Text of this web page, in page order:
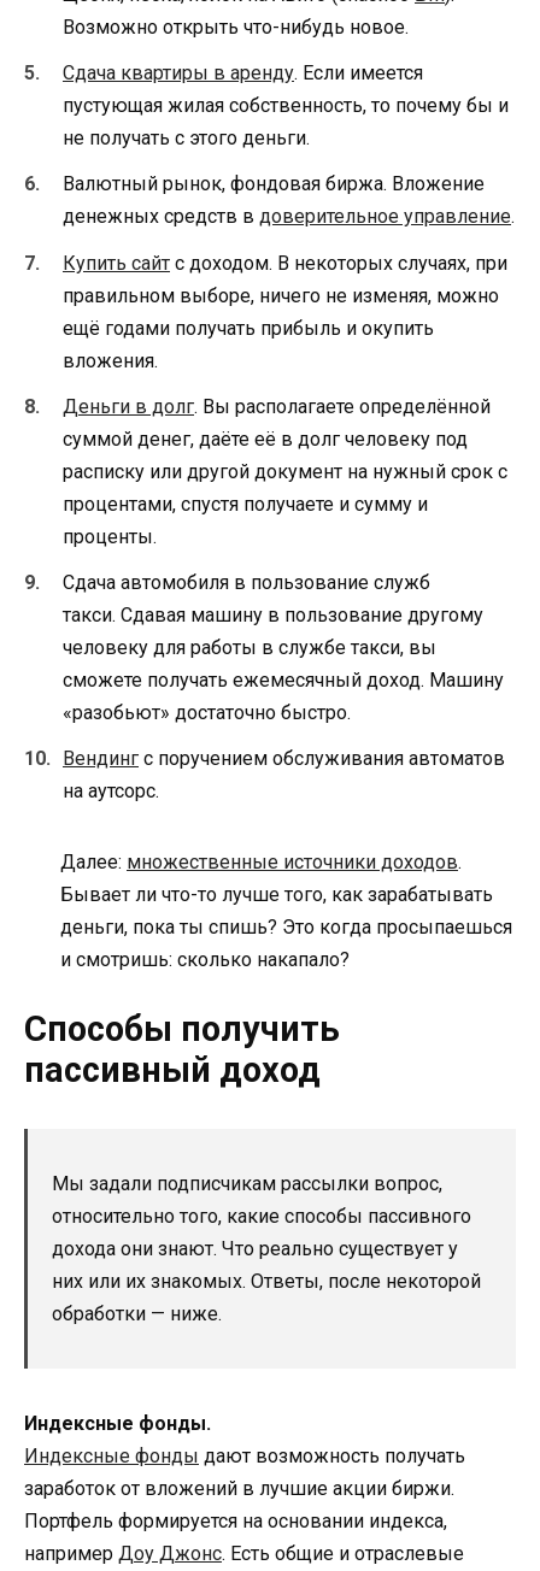
Возможно открыть что-нибудь новое.
Сдача квартиры в аренду. Если имеется
пустующая жилая собственность, то почему бы и
не получать с этого деньги.
Валютный рынок, фондовая биржа. Вложение
денежных средств в доверительное управление.
Купить сайт с доходом. В некоторых случаях, при
правильном выборе, ничего не изменяя, можно
ещё годами получать прибыль и окупить
вложения.
Деньги в долг. Вы располагаете определённой
суммой денег, даёте её в долг человеку под
расписку или другой документ на нужный срок с
процентами, спустя получаете и сумму и
проценты.
Сдача автомобиля в пользование служб
такси. Сдавая машину в пользование другому
человеку для работы в службе такси, вы
сможете получать ежемесячный доход. Машину
«разобьют» достаточно быстро.
Вендинг с поручением обслуживания автоматов
на аутсорс.
Далее: множественные источники доходов.
Бывает ли что-то лучше того, как зарабатывать
деньги, пока ты спишь? Это когда просыпаешься
и смотришь: сколько накапало?
Способы получить
пассивный доход
Мы задали подписчикам рассылки вопрос,
относительно того, какие способы пассивного
дохода они знают. Что реально существует у
них или их знакомых. Ответы, после некоторой
обработки — ниже.
Индексные фонды.
Индексные фонды дают возможность получать
заработок от вложений в лучшие акции биржи.
Портфель формируется на основании индекса,
например Доу Джонс. Есть общие и отраслевые